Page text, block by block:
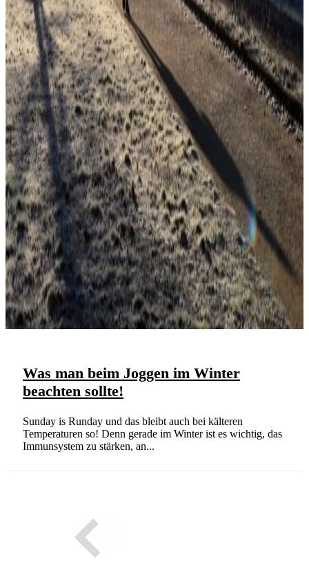
Was man beim Joggen im Winter
beachten sollte!
Sunday is Runday und das bleibt auch bei kälteren
Temperaturen so! Denn gerade im Winter ist es wichtig, das
Immunsystem zu stärken, an...